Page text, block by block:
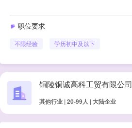
职位要求
不限经验 学历初中及以下
铜陵铜诚高科工贸有限公司
其他行业 | 20-99人 | 大陆企业